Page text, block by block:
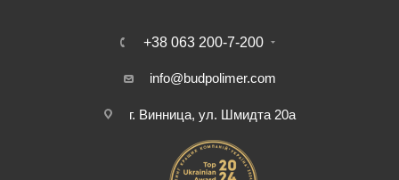
+38 063 200-7-200
info@budpolimer.com
г. Винница, ул. Шмидта 20а